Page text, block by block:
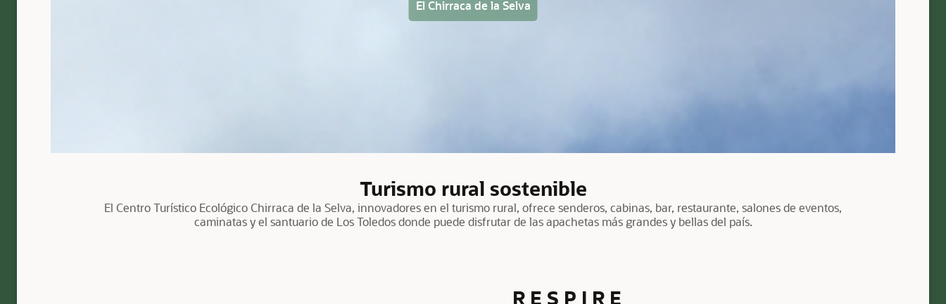
El Chirraca de la Selva
Turismo rural sostenible
El Centro Turístico Ecológico Chirraca de la Selva, innovadores en el turismo rural, ofrece senderos, cabinas, bar, restaurante, salones de eventos,
caminatas y el santuario de Los Toledos donde puede disfrutar de las apachetas más grandes y bellas del país.
R E S P I R E